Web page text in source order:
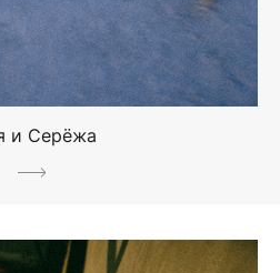
и Серёжа